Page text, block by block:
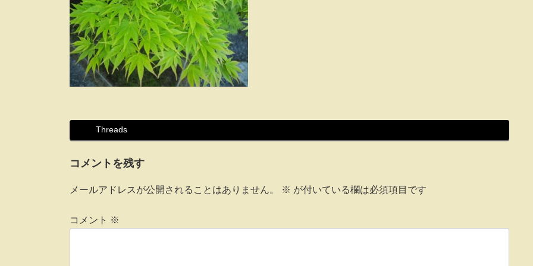
Threads
コメントを残す
メールアドレスが公開されることはありません。 ※ が付いている欄は必須項目です
コメント ※